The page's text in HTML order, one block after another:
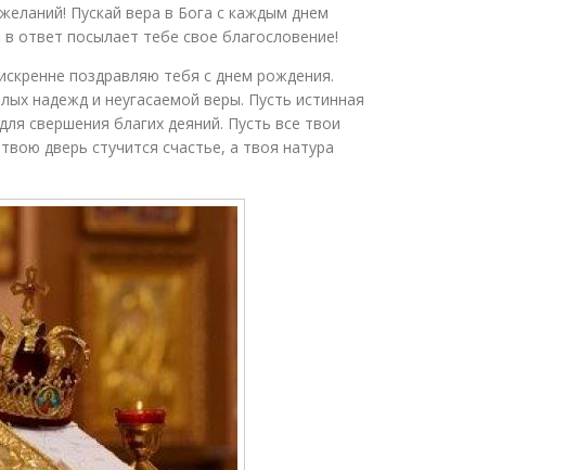
Пускай вера в Бога с каждым днем
ответ посылает тебе свое благословение!
поздравляю тебя с днем рождения.
надежд и неугасаемой веры. Пусть истинная
свершения благих деяний. Пусть все твои
дверь стучится счастье, а твоя натура